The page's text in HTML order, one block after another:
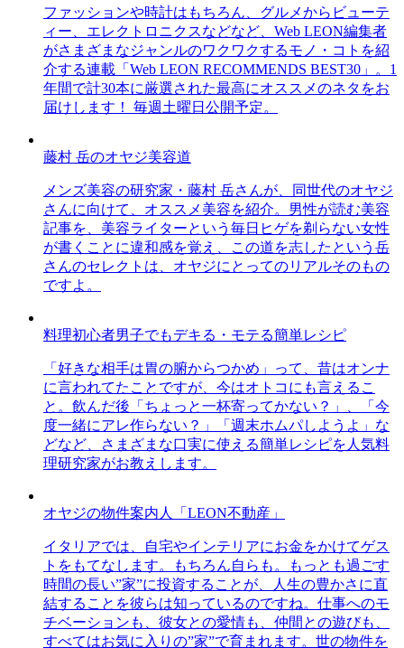
ファッションや時計はもちろん、グルメからビューテ
ィー、エレクトロニクスなどなど、Web LEON編集者
がさまざまなジャンルのワクワクするモノ・コトを紹
介する連載「Web LEON RECOMMENDS BEST30」。1
年間で計30本に厳選された最高にオススメのネタをお
届けします！ 毎週土曜日公開予定。
藤村 岳のオヤジ美容道
メンズ美容の研究家・藤村 岳さんが、同世代のオヤジ
さんに向けて、オススメ美容を紹介。男性が読む美容
記事を、美容ライターという毎日ヒゲを剃らない女性
が書くことに違和感を覚え、この道を志したという岳
さんのセレクトは、オヤジにとってのリアルそのもの
ですよ。
料理初心者男子でもデキる・モテる簡単レシピ
「好きな相手は胃の腑からつかめ」って、昔はオンナ
に言われてたことですが、今はオトコにも言えるこ
と。飲んだ後「ちょっと一杯寄ってかない？」、「今
度一緒にアレ作らない？」「週末ホムパしようよ」な
どなど、さまざまな口実に使える簡単レシピを人気料
理研究家がお教えします。
オヤジの物件案内人「LEON不動産」
イタリアでは、自宅やインテリアにお金をかけてゲス
トをもてなします。もちろん自らも。もっとも過ごす
時間の長い”家”に投資することが、人生の豊かさに直
結することを彼らは知っているのですね。仕事へのモ
チベーションも、彼女との愛情も、仲間との遊びも、
すべてはお気に入りの”家”で育まれます。世の物件を